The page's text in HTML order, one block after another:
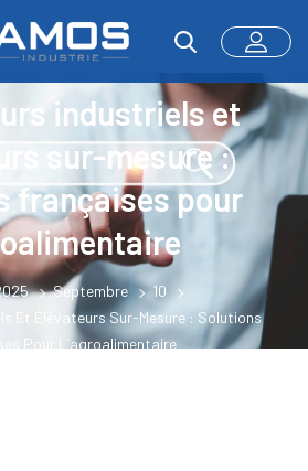
industriels et
sur-mesure :
françaises pour
Septembre
10
Et Élévateurs Sur-Mesure : Solutions
Pour L’agroalimentaire